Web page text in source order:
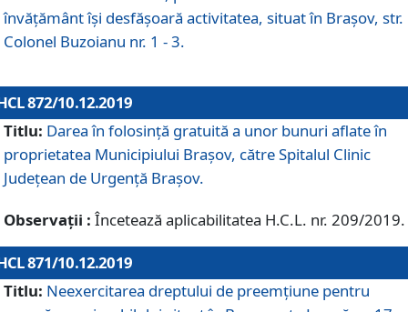
învățământ îşi desfăşoară activitatea, situat în Braşov, str.
Colonel Buzoianu nr. 1 - 3.
872/10.12.2019
Titlu: Darea în folosinţă gratuită a unor bunuri aflate în
proprietatea Municipiului Braşov, către Spitalul Clinic
Judeţean de Urgenţă Braşov.
Observații : Încetează aplicabilitatea H.C.L. nr. 209/2019.
871/10.12.2019
Titlu: Neexercitarea dreptului de preemţiune pentru